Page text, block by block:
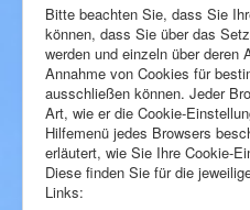
Bitte beachten Sie, dass Sie
können, dass Sie über das
werden und einzeln über deren
Annahme von Cookies für
ausschließen können. Jeder
Art, wie er die Cookie-
Hilfemenü jedes Browsers
erläutert, wie Sie Ihre Cookie-
Diese finden Sie für die
Links: